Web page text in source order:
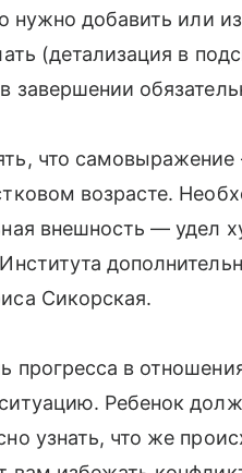
нужно добавить или
(детализация в
что самовыражение
возрасте.
внешность — удел
Сикорская.
прогресса в
Ребенок
узнать, что же